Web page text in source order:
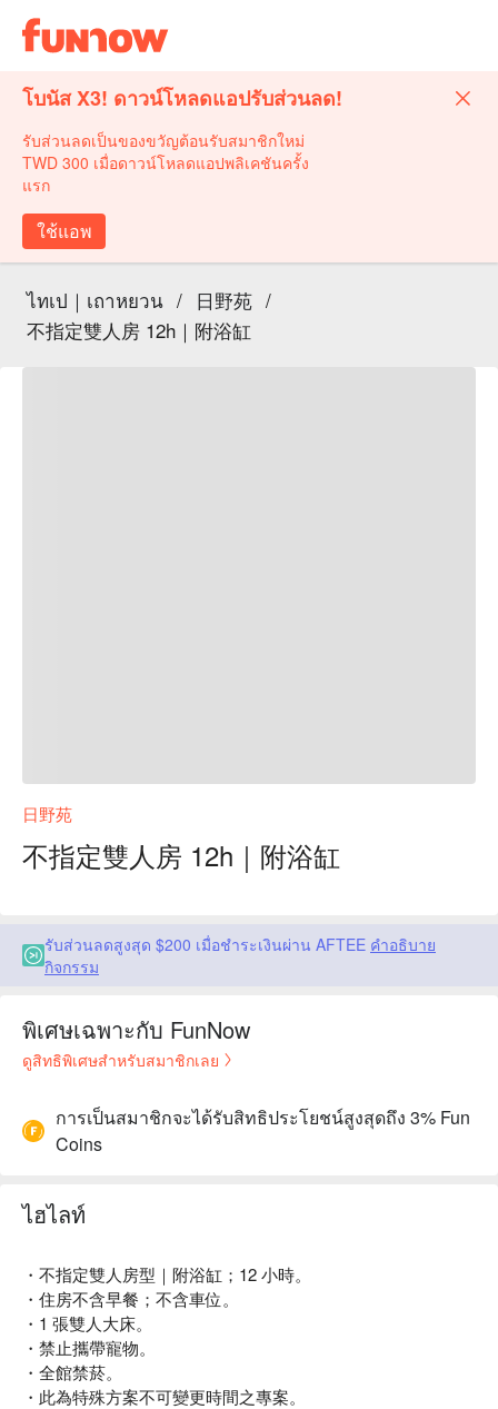
โบนัส X3! ดาวน์โหลดแอปรับส่วนลด!
รับส่วนลดเป็นของขวัญต้อนรับสมาชิกใหม่
TWD 300 เมื่อดาวน์โหลดแอปพลิเคชันครั้ง
แรก
ใช้แอพ
ไทเป｜เถาหยวน / 日野苑 /
不指定雙人房 12h｜附浴缸
日野苑
不指定雙人房 12h｜附浴缸
รับส่วนลดสูงสุด $200 เมื่อชำระเงินผ่าน AFTEE คำอธิบาย
กิจกรรม
พิเศษเฉพาะกับ FunNow
ดูสิทธิพิเศษสำหรับสมาชิกเลย
การเป็นสมาชิกจะได้รับสิทธิประโยชน์สูงสุดถึง 3% Fun
Coins
ไฮไลท์
・不指定雙人房型｜附浴缸；12 小時。
・住房不含早餐；不含車位。
・1 張雙人大床。
・禁止攜帶寵物。
・全館禁菸。
・此為特殊方案不可變更時間之專案。